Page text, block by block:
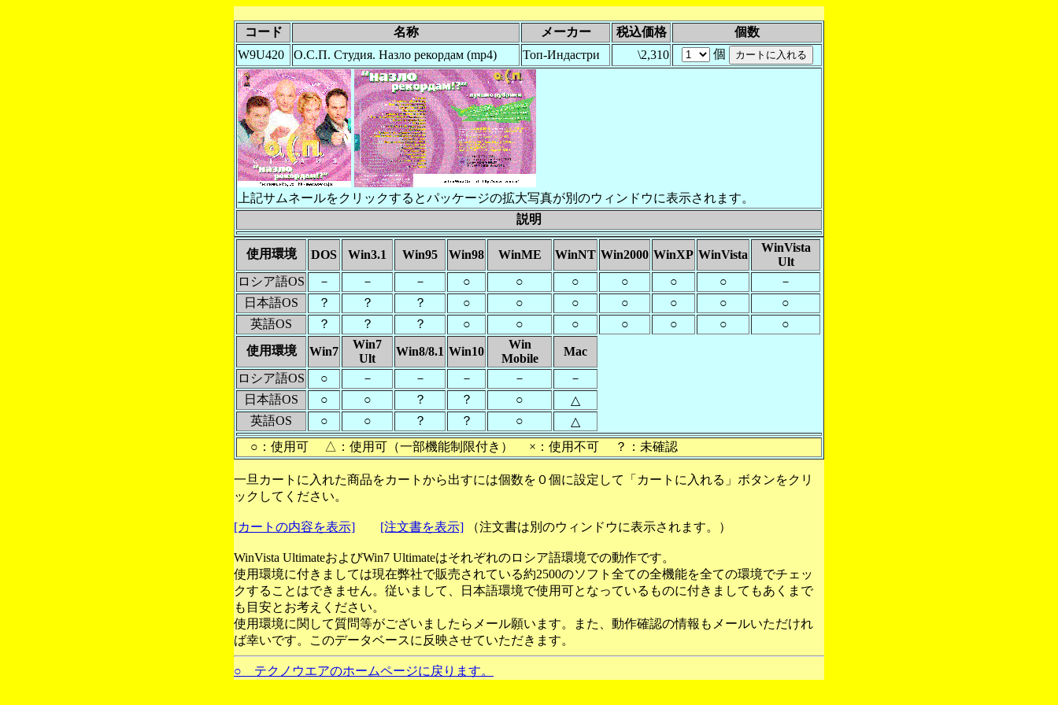
コード 名称 メーカー 税込価格
個数
W9U420
О.С.П. Студия. Назло рекордам (mp4) Топ-Индастри \2,310 個
上記サムネールをクリックするとパッケージの拡大写真が別のウィンドウに表示されます。
説明
使用環境 DOS Win3.1 Win95 Win98 WinME WinNT Win2000 WinXP WinVista
WinVista
Ult
ロシア語OS
－ － － ○ ○ ○ ○ ○ ○
－
日本語OS
？ ？ ？ ○ ○ ○ ○ ○ ○
○
英語OS
？ ？ ？ ○ ○ ○ ○ ○ ○
○
使用環境
Win7
Win7
Ult
Win8/8.1 Win10
Win
Mobile
Mac
ロシア語OS
○ － － － －
－
日本語OS
○ ○ ？ ？ ○
△
英語OS
○ ○ ？ ？ ○
△
○：使用可 △：使用可（一部機能制限付き） ×：使用不可 ？：未確認
一旦カートに入れた商品をカートから出すには個数を０個に設定して「カートに入れる」ボタンをクリ
ックしてください。
[カートの内容を表示] [注文書を表示] （注文書は別のウィンドウに表示されます。）
WinVista UltimateおよびWin7 Ultimateはそれぞれのロシア語環境での動作です。
使用環境に付きましては現在弊社で販売されている約2500のソフト全ての全機能を全ての環境でチェッ
クすることはできません。従いまして、日本語環境で使用可となっているものに付きましてもあくまで
も目安とお考えください。
使用環境に関して質問等がございましたらメール願います。また、動作確認の情報もメールいただけれ
ば幸いです。このデータベースに反映させていただきます。
○ テクノウエアのホームページに戻ります。